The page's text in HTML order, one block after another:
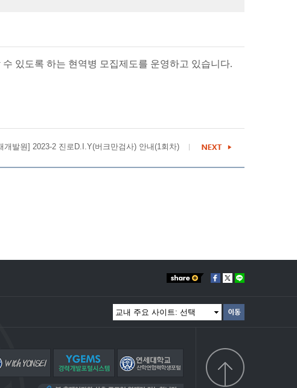
있도록 하는 현역병 모집제도를 운영하고 있습니다.
개발원] 2023-2 진로D.I.Y(버크만검사) 안내(1회차)